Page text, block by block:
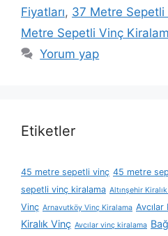
Fiyatları, 37 Metre Sepetli
Metre Sepetli Vinç
Yorum yap
Etiketler
45 metre sepetli vinç 45 metre
sepetli vinç kiralama Altınşehir
Vinç Arnavutköy Vinç Kiralama Avcılar
Kiralık Vinç Avcılar vinç kiralama